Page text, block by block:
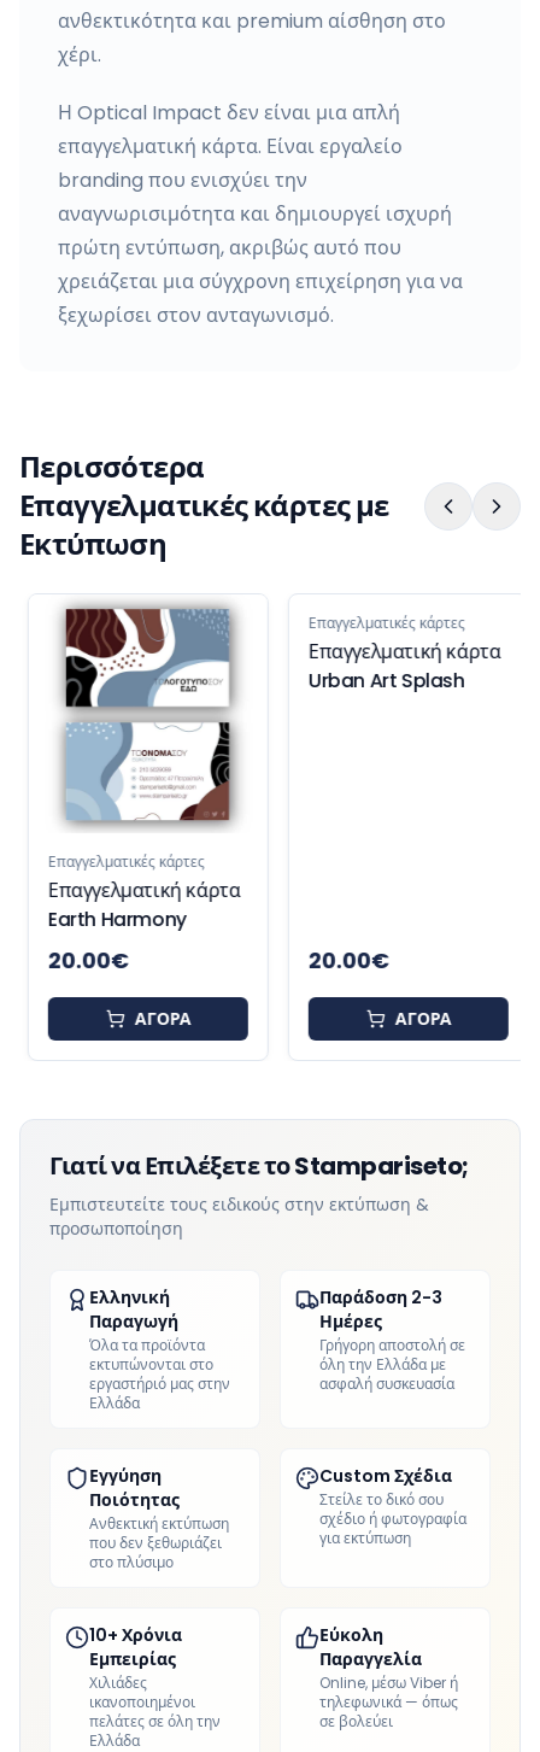
ανθεκτικότητα και premium αίσθηση στο
χέρι.
Η Optical Impact δεν είναι μια απλή
επαγγελματική κάρτα. Είναι εργαλείο
branding που ενισχύει την
αναγνωρισιμότητα και δημιουργεί ισχυρή
πρώτη εντύπωση, ακριβώς αυτό που
χρειάζεται μια σύγχρονη επιχείρηση για να
ξεχωρίσει στον ανταγωνισμό.
Περισσότερα
Επαγγελματικές κάρτες με
Εκτύπωση
Επαγγελματικές κάρτες
Επαγγελματική κάρτα
Earth Harmony
20.00€
ΑΓΟΡΑ
Επαγγελματικές κάρτες
Επαγγελματική κάρτα
Urban Art Splash
20.00€
ΑΓΟΡΑ
Γιατί να Επιλέξετε το Stampariseto;
Εμπιστευτείτε τους ειδικούς στην εκτύπωση &
προσωποποίηση
Ελληνική
Παραγωγή
Όλα τα προϊόντα
εκτυπώνονται στο
εργαστήριό μας στην
Ελλάδα
Παράδοση 2-3
Ημέρες
Γρήγορη αποστολή σε
όλη την Ελλάδα με
ασφαλή συσκευασία
Εγγύηση
Ποιότητας
Ανθεκτική εκτύπωση
που δεν ξεθωριάζει
στο πλύσιμο
Custom Σχέδια
Στείλε το δικό σου
σχέδιο ή φωτογραφία
για εκτύπωση
10+ Χρόνια
Εμπειρίας
Χιλιάδες
ικανοποιημένοι
πελάτες σε όλη την
Ελλάδα
Εύκολη
Παραγγελία
Online, μέσω Viber ή
τηλεφωνικά — όπως
σε βολεύει